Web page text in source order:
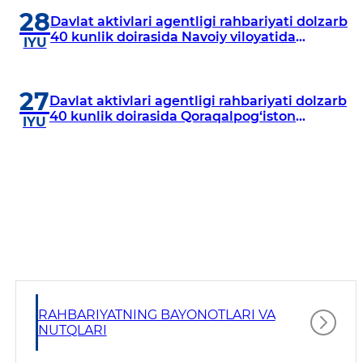
28
IYU
Davlat aktivlari agentligi rahbariyati dolzarb
40 kunlik doirasida Navoiy viloyatida
27
IYU
Davlat aktivlari agentligi rahbariyati dolzarb
40 kunlik doirasida Qoraqalpog‘iston
RAHBARIYATNING BAYONOTLARI VA
NUTQLARI